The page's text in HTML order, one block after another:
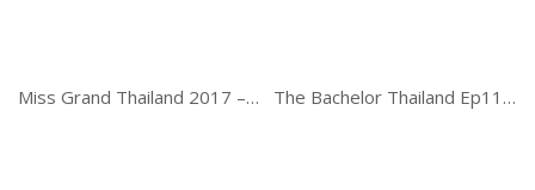
Miss Grand Thailand 2017 – Final The Bachelor Thailand Ep11. ศึกรักสละโสด